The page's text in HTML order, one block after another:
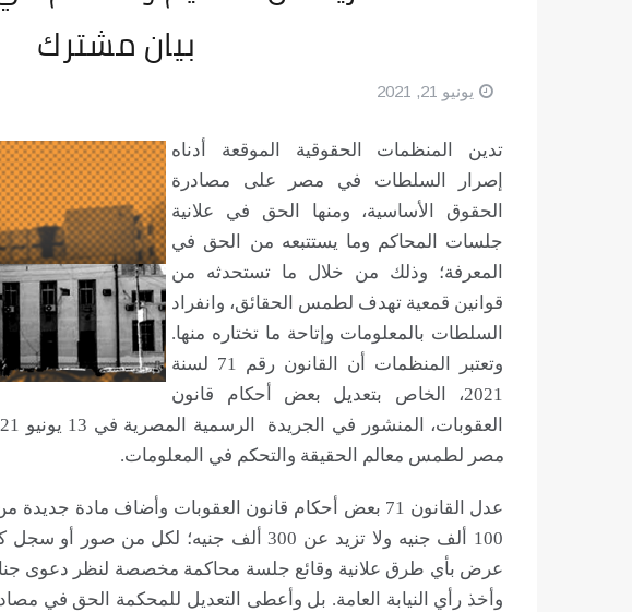
بيان مشترك
يونيو 21, 2021
تدين المنظمات الحقوقية الموقعة أدناه
إصرار السلطات في مصر على مصادرة
الحقوق الأساسية، ومنها الحق في علانية
جلسات المحاكم وما يستتبعه من الحق في
المعرفة؛ وذلك من خلال ما تستحدثه من
قوانين قمعية تهدف لطمس الحقائق، وانفراد
السلطات بالمعلومات وإتاحة ما تختاره منها.
وتعتبر المنظمات أن القانون رقم 71 لسنة
2021، الخاص بتعديل بعض أحكام قانون
مصر لطمس معالم الحقيقة والتحكم في المعلومات.
عدل القانون 71 بعض أحكام قانون العقوبات وأضاف مادة
100 ألف جنيه ولا تزيد عن 300 ألف جنيه؛ لكل
عرض بأي طرق علانية وقائع جلسة محاكمة مخصصة لنظر دعوى
وأخذ رأي النيابة العامة. بل وأعطى التعديل للمحكمة الحق في